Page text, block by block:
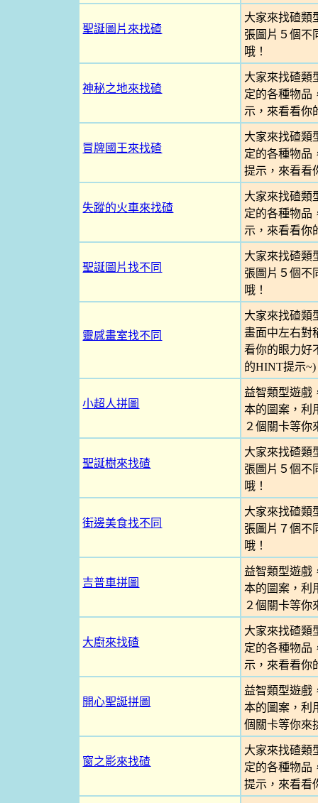
聖誕圖片來找碴
大家來找碴類
張圖片５個不
哦！
神秘之地來找碴
大家來找碴類
定的各種物品
示，來看看你
冒牌國王來找碴
大家來找碴類
定的各種物品
提示，來看看
失蹤的火車來找碴
大家來找碴類
定的各種物品
示，來看看你
聖誕圖片找不同
大家來找碴類
張圖片５個不
哦！
靈感畫室找不同
大家來找碴類
畫面中左右對
看你的眼力好
的HINT提示~)
小超人拼圖
益智類型遊戲
本的圖案，利
２個關卡等你
聖誕樹來找碴
大家來找碴類
張圖片５個不
哦！
街邊美食找不同
大家來找碴類
張圖片７個不
哦！
吉普車拼圖
益智類型遊戲
本的圖案，利
２個關卡等你
大廚來找碴
大家來找碴類
定的各種物品
示，來看看你
開心聖誕拼圖
益智類型遊戲
本的圖案，利
個關卡等你來
窗之影來找碴
大家來找碴類
定的各種物品
提示，來看看